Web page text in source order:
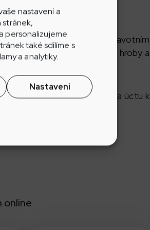
nastavení a
stránek,
personalizujeme
také sdílíme s
a analytiky.
Nastavení
osoby se zdravotním
lidí na pohyb psů mezi hroby a
pro tichou vzpomínku a úctu k
jižní Moravy.
online